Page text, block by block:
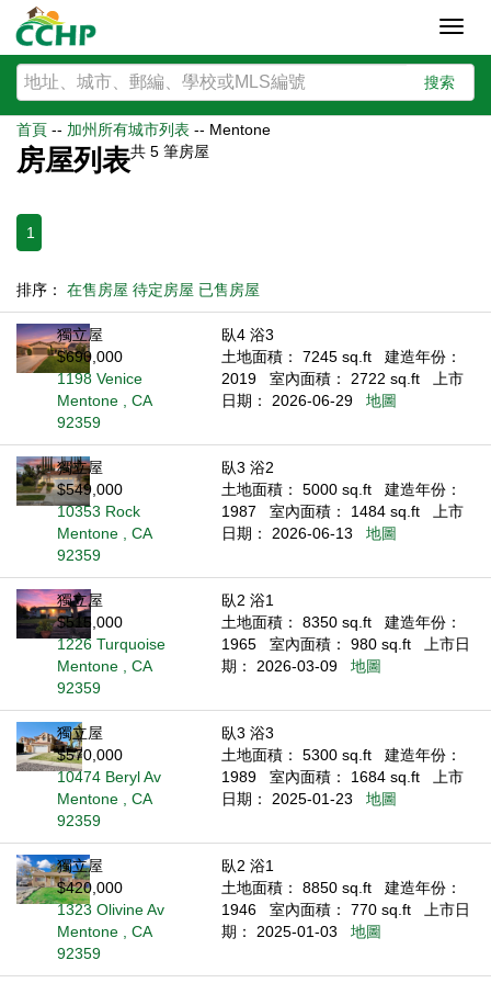
搜索
首頁 -- 加州所有城市列表 -- Mentone
房屋列表共 5 筆房屋
1
排序： 在售房屋 待定房屋 已售房屋
獨立屋
$690,000
1198 Venice
Mentone , CA
92359
臥4 浴3
土地面積： 7245 sq.ft
建造年份：
2019
室內面積： 2722 sq.ft
上市
日期： 2026-06-29
地圖
獨立屋
$549,000
10353 Rock
Mentone , CA
92359
臥3 浴2
土地面積： 5000 sq.ft
建造年份：
1987
室內面積： 1484 sq.ft
上市
日期： 2026-06-13
地圖
獨立屋
$515,000
1226 Turquoise
Mentone , CA
92359
臥2 浴1
土地面積： 8350 sq.ft
建造年份：
1965
室內面積： 980 sq.ft
上市日
期： 2026-03-09
地圖
獨立屋
$570,000
10474 Beryl Av
Mentone , CA
92359
臥3 浴3
土地面積： 5300 sq.ft
建造年份：
1989
室內面積： 1684 sq.ft
上市
日期： 2025-01-23
地圖
獨立屋
$420,000
1323 Olivine Av
Mentone , CA
92359
臥2 浴1
土地面積： 8850 sq.ft
建造年份：
1946
室內面積： 770 sq.ft
上市日
期： 2025-01-03
地圖